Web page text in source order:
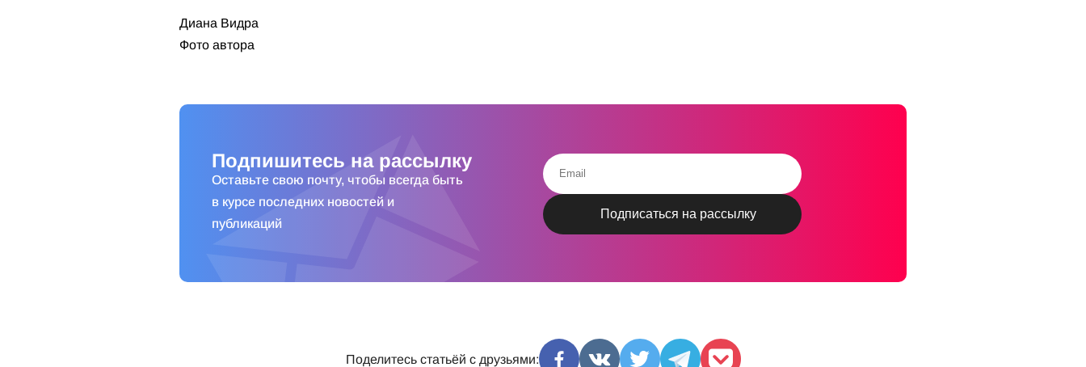
Диана Видра
Фото автора
Подпишитесь на рассылку
Оставьте свою почту, чтобы всегда быть
в курсе последних новостей и
публикаций
Поделитесь статьёй с друзьями: